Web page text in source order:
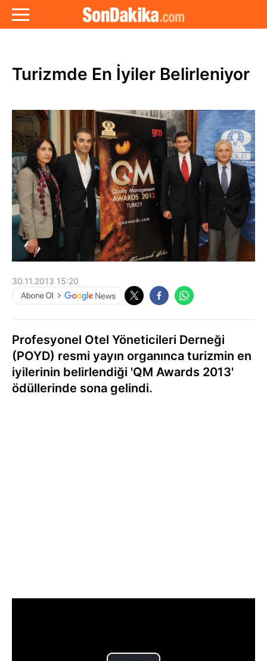
Turizmde En İyiler Belirleniyor
30.11.2013 15:20
Profesyonel Otel Yöneticileri Derneği
(POYD) resmi yayın organınca turizmin en
iyilerinin belirlendiği 'QM Awards 2013'
ödüllerinde sona gelindi.